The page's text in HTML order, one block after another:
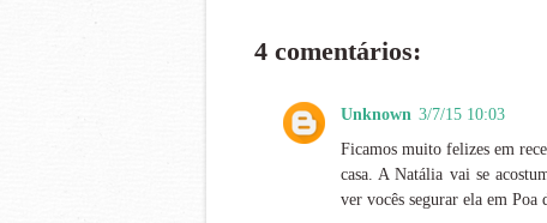
4 comentários:
Unknown 3/7/15 10:03
Ficamos muito felizes em
casa. A Natália vai se
ver vocês segurar ela em Poa